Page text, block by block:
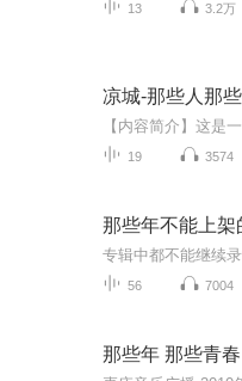
13 3.2万
凉城-那些人那
19 3574
那些年不能上架
专辑中都不能继续
56 7004
那些年 那些青